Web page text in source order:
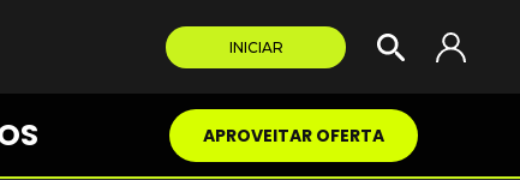
INICIAR
APROVEITAR OFERTA